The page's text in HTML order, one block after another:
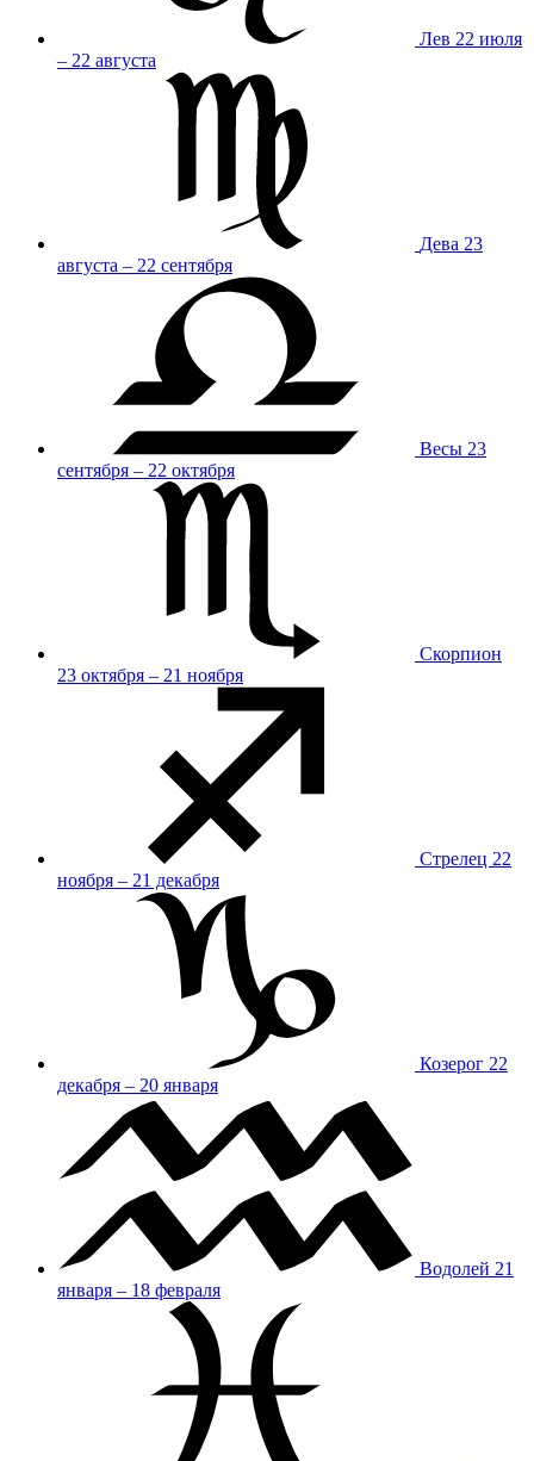
Лев 22 июля
– 22 августа
Дева 23
августа – 22 сентября
Весы 23
сентября – 22 октября
Скорпион
23 октября – 21 ноября
Стрелец 22
ноября – 21 декабря
Козерог 22
декабря – 20 января
Водолей 21
января – 18 февраля